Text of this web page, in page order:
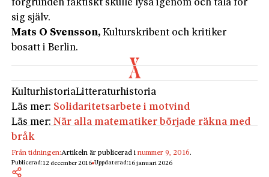
förgrunden faktiskt skulle lysa igenom och tala för
sig själv.
Mats O Svensson,Kulturskribent och kritiker
bosatt i Berlin.
KulturhistoriaLitteraturhistoria
Läs mer: Solidaritetsarbete i motvind
Läs mer:När alla matematiker började räkna med
bråk
Från tidningen:Artikeln är publicerad inummer 9, 2016.
Publicerad:12 december 2016 Uppdaterad:16 januari 2026